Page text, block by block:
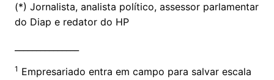
(*) Jornalista, analista político, assessor parlamentar
do Diap e redator do HP
1 Empresariado entra em campo para salvar escala